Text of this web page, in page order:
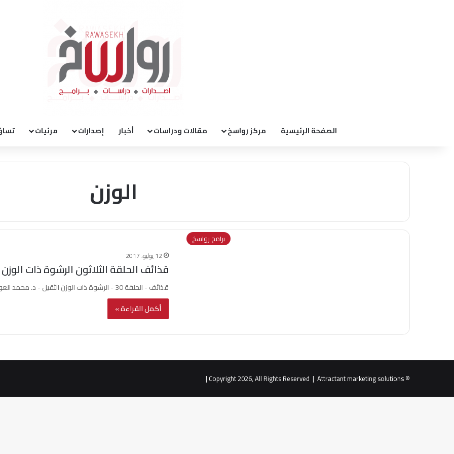
الصفحة الرئيسية مركز رواسخ مقالات ودراسات أخبار إصدارات مرئيات
الوزن
برامج رواسخ
12 يوليو، 2017
قذائف الحلقة الثلاثون الرشوة ذات
قذائف - الحلقة 30 - الرشوة ذات الوزن الثقيل - د. محمد العوضيWatch this video on YouTube
أكمل القراءة »
© Copyright 2026, All Rights Reserved |
Attractant marketing solutions
|